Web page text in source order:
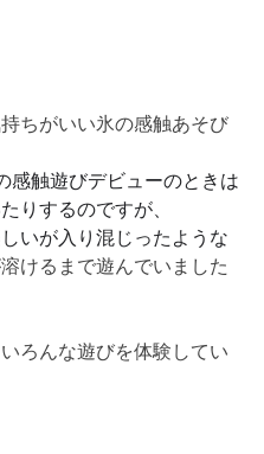
ちがいい氷の感触あそび
感触遊びデビューのときは
りするのですが、
いが入り混じったような
けるまで遊んでいました
ろんな遊びを体験してい